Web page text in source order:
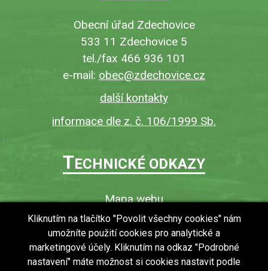
Obecní úřad Zdechovice
533 11 Zdechovice 5
tel./fax 466 936 101
e-mail: obec@zdechovice.cz
další kontakty
informace dle z. č. 106/1999 Sb.
TECHNICKÉ ODKAZY
Mapa webu
O webu
Povinně zveřejňované informace
Ochrana osobních údajů (GDPR)
Kliknutím na tlačítko "Povolit všechny cookies" nám
umožníte použití cookies pro analytické a
marketingové účely. Kliknutím na odkaz "Podrobné
nastavení" máte možnost si cookies nastavit podle